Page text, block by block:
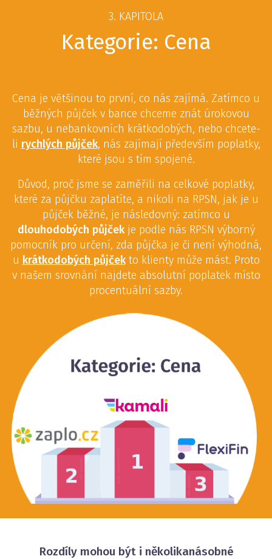
3. KAPITOLA
Kategorie: Cena
Cena je většinou to první, co nás zajímá. Zatímco u
běžných půjček v bance chceme znát úrokovou
sazbu, u nebankovních krátkodobých, nebo chcete-
li rychlých půjček, nás zajímají především poplatky,
které jsou s tím spojené.
Důvod, proč jsme se zaměřili na celkové poplatky,
které za půjčku zaplatíte, a nikoli na RPSN, jak je u
půjček běžné, je následovný: zatímco u
dlouhodobých půjčekje podle nás RPSN výborný
pomocník pro určení, zda půjčka je či není výhodná,
u krátkodobých půjčekto klienty může mást. Proto
v našem srovnání najdete absolutní poplatek místo
procentuální sazby.
Rozdíly mohou být i několikanásobné